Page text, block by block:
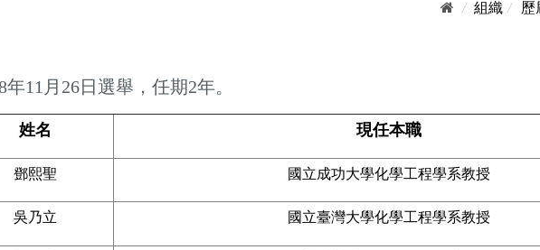
/ 組織 / 歷
11月26日選舉，任期2年。
姓名 現任本職
鄧熙聖 國立成功大學化學工程學系教授
吳乃立 國立臺灣大學化學工程學系教授